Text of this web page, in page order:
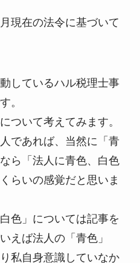
現在の法令に基づいて
しているハル税理士事
。
ついて考えてみます。
であれば、当然に「青
ら「法人に青色、白色
らいの感覚だと思いま
色」については記事を
えば法人の「青色」
私自身意識していなか